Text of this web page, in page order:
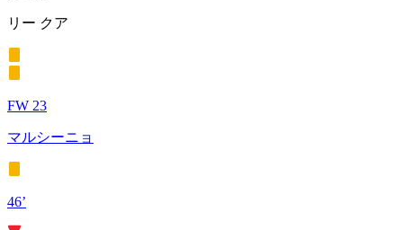
リー クア
FW 23
マルシーニョ
46’